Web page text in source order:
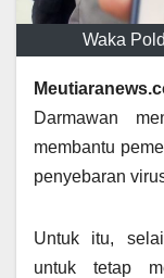
Waka
Darmawan
membantu
penyebaran
Untuk itu,
untuk tetap